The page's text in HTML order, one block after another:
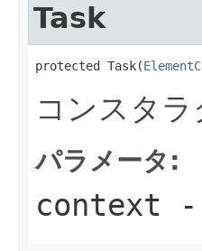
Task
protected Task(
コンスタラ
パラメータ:
context -